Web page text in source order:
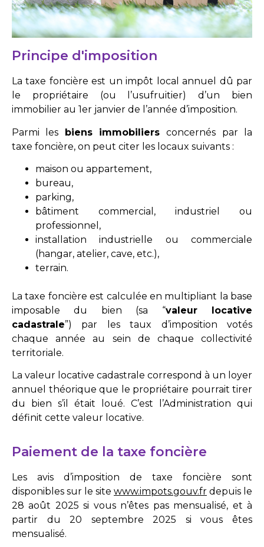
Principe d'imposition
La taxe foncière est un impôt local annuel dû par
le propriétaire (ou l’usufruitier) d’un bien
immobilier au 1er janvier de l’année d’imposition.
Parmi les biens immobiliersconcernés par la
taxe foncière, on peut citer les locaux suivants :
maison ou appartement,
bureau,
parking,
bâtiment commercial, industriel ou
professionnel,
installation industrielle ou commerciale
(hangar, atelier, cave, etc.),
terrain.
La taxe foncière est calculée en multipliant la base
imposable du bien (sa “valeur locative
cadastrale”) par les taux d’imposition votés
chaque année au sein de chaque collectivité
territoriale.
La valeur locative cadastrale correspond à un loyer
annuel théorique que le propriétaire pourrait tirer
du bien s’il était loué. C’est l’Administration qui
définit cette valeur locative.
Paiement de la taxe foncière
Les avis d’imposition de taxe foncière sont
disponibles sur le site www.impots.gouv.fr depuis le
28 août 2025 si vous n’êtes pas mensualisé, et à
partir du 20 septembre 2025 si vous êtes
mensualisé.